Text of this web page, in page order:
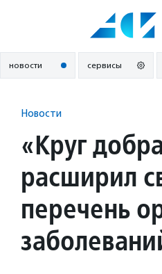
новости сервисы
Новости
«Круг
расширил
перечень